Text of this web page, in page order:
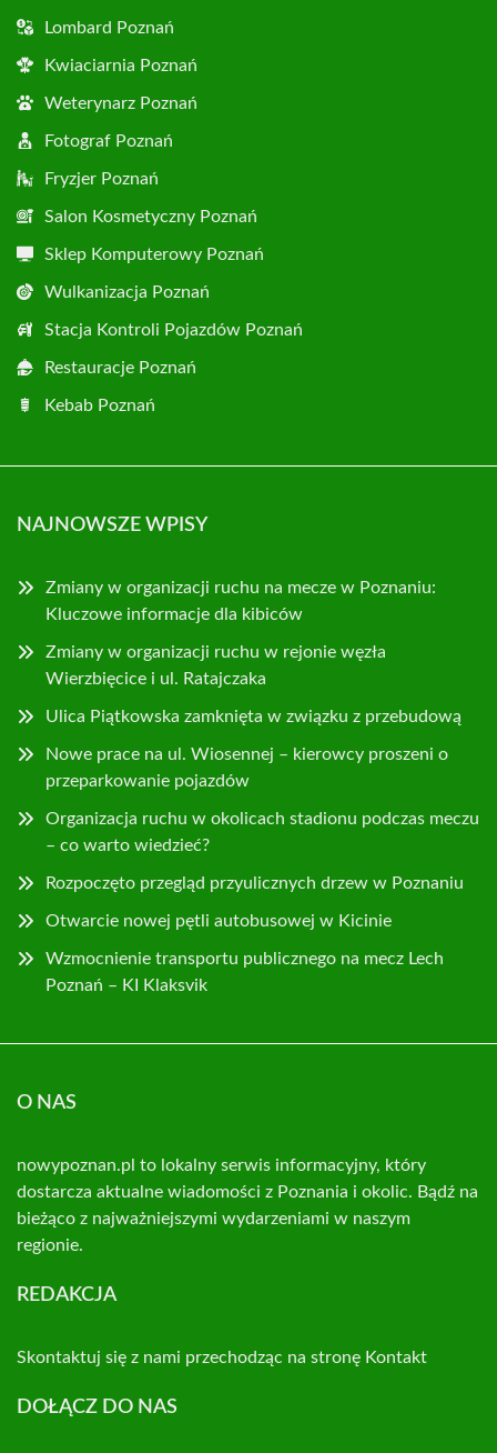
Lombard Poznań
Kwiaciarnia Poznań
Weterynarz Poznań
Fotograf Poznań
Fryzjer Poznań
Salon Kosmetyczny Poznań
Sklep Komputerowy Poznań
Wulkanizacja Poznań
Stacja Kontroli Pojazdów Poznań
Restauracje Poznań
Kebab Poznań
NAJNOWSZE WPISY
Zmiany w organizacji ruchu na mecze w Poznaniu:
Kluczowe informacje dla kibiców
Zmiany w organizacji ruchu w rejonie węzła
Wierzbięcice i ul. Ratajczaka
Ulica Piątkowska zamknięta w związku z przebudową
Nowe prace na ul. Wiosennej – kierowcy proszeni o
przeparkowanie pojazdów
Organizacja ruchu w okolicach stadionu podczas meczu
– co warto wiedzieć?
Rozpoczęto przegląd przyulicznych drzew w Poznaniu
Otwarcie nowej pętli autobusowej w Kicinie
Wzmocnienie transportu publicznego na mecz Lech
Poznań – KI Klaksvik
O NAS
nowypoznan.pl to lokalny serwis informacyjny, który
dostarcza aktualne wiadomości z Poznania i okolic. Bądź na
bieżąco z najważniejszymi wydarzeniami w naszym
regionie.
REDAKCJA
Skontaktuj się z nami przechodząc na stronę Kontakt
DOŁĄCZ DO NAS